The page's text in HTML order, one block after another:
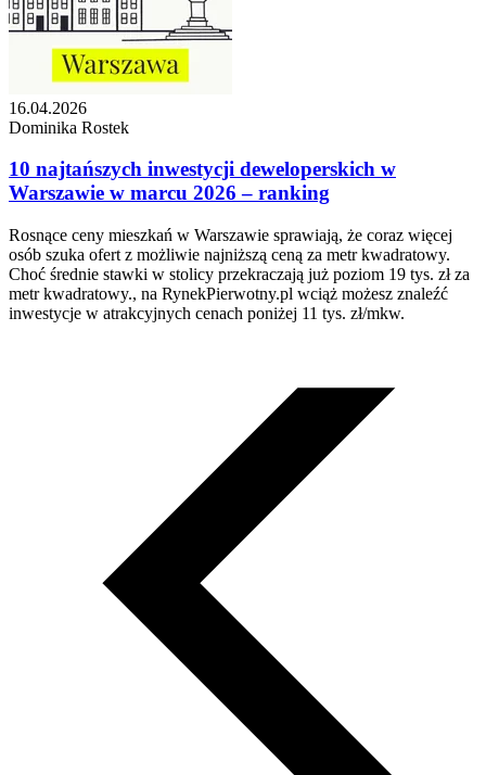
16.04.2026
Dominika Rostek
10 najtańszych inwestycji deweloperskich w
Warszawie w marcu 2026 – ranking
Rosnące ceny mieszkań w Warszawie sprawiają, że coraz więcej
osób szuka ofert z możliwie najniższą ceną za metr kwadratowy.
Choć średnie stawki w stolicy przekraczają już poziom 19 tys. zł za
metr kwadratowy., na RynekPierwotny.pl wciąż możesz znaleźć
inwestycje w atrakcyjnych cenach poniżej 11 tys. zł/mkw.